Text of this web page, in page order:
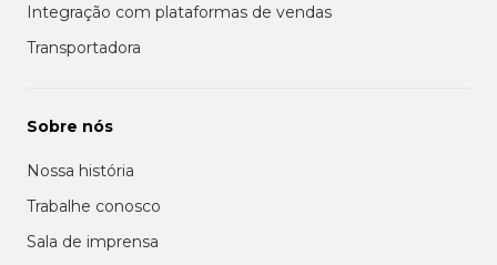
Integração com plataformas de vendas
Transportadora
Sobre nós
Nossa história
Trabalhe conosco
Sala de imprensa